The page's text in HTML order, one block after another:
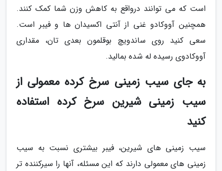
است که می توانند درواقع به کاهش وزن شما کمک کنند.
همچنین آووکادو غنی از آنتی اکسیدان ها و فیبر است.
سعی کنید روی ساندویچ بوقلمون بعدی تان، مقداری
آووکادوی رسیده له شده بمالید.
به جای سیب زمینی سرخ کرده معمولی از
سیب زمینی شیرین سرخ کرده استفاده
کنید
سیب زمینی های شیرین، فیبر بیشتری نسبت به سیب
زمینی های معمولی دارند که این مسئله، آنها را سیرکننده تر